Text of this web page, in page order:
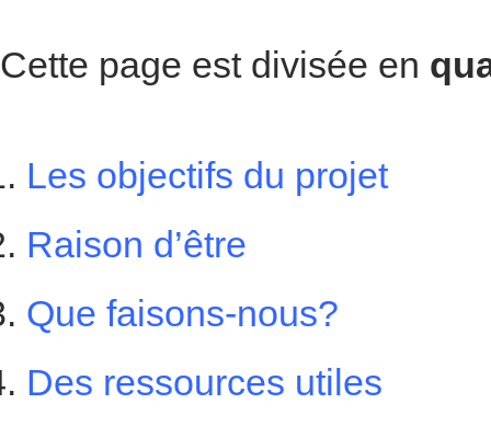
Cette page est divisée en
Les objectifs du projet
Raison d’être
Que faisons-nous?
Des ressources utiles